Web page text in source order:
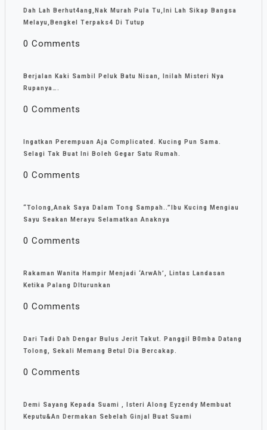
Dah Lah Berhut4ang,Nak Murah Pula Tu,Ini Lah Sikap Bangsa
Melayu,Bengkel Terpaks4 Di Tutup
0 Comments
Berjalan Kaki Sambil Peluk Batu Nisan, Inilah Misteri Nya
Rupanya….
0 Comments
Ingatkan Perempuan Aja Complicated. Kucing Pun Sama.
Selagi Tak Buat Ini Boleh Gegar Satu Rumah.
0 Comments
“Tolong,Anak Saya Dalam Tong Sampah..”Ibu Kucing Mengiau
Sayu Seakan Merayu Selamatkan Anaknya
0 Comments
Rakaman Wanita Hampir Menjadi ‘ArwAh’, Lintas Landasan
Ketika Palang DIturunkan
0 Comments
Dari Tadi Dah Dengar Bulus Jerit Takut. Panggil B0mba Datang
Tolong, Sekali Memang Betul Dia Bercakap.
0 Comments
Demi Sayang Kepada Suami , Isteri Along Eyzendy Membuat
Keputu&an Dermakan Sebelah Ginjal Buat Suami